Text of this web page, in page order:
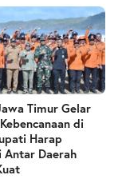
Timur Gelar
di
Harap
Antar Daerah